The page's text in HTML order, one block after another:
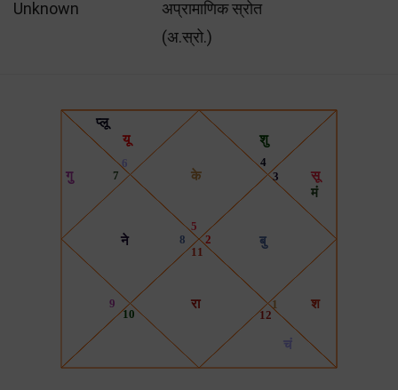
Unknown
अप्रामाणिक स्रोत
(अ.स्रो.)